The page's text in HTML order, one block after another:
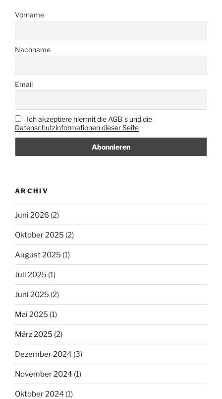
Vorname
Nachname
Email
Ich akzeptiere hiermit die AGB´s und die
Datenschutzinformationen dieser Seite
ARCHIV
Juni 2026 (2)
Oktober 2025 (2)
August 2025 (1)
Juli 2025 (1)
Juni 2025 (2)
Mai 2025 (1)
März 2025 (2)
Dezember 2024 (3)
November 2024 (1)
Oktober 2024 (1)